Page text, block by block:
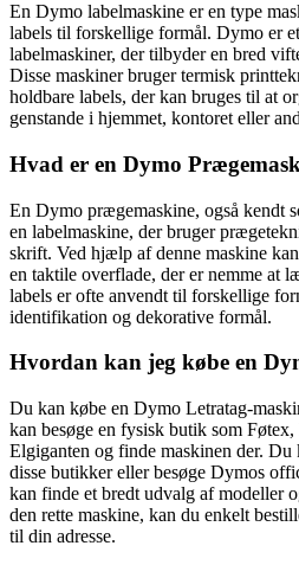
En Dymo labelmaskine er en type
labels til forskellige formål. Dymo er
labelmaskiner, der tilbyder en bred
Disse maskiner bruger termisk
holdbare labels, der kan bruges til at
genstande i hjemmet, kontoret eller
Hvad er en Dymo
En Dymo prægemaskine, også kendt
en labelmaskine, der bruger
skrift. Ved hjælp af denne maskine
en taktile overflade, der er nemme at
labels er ofte anvendt til forskellige
identifikation og dekorative formål.
Hvordan kan jeg købe en
Du kan købe en Dymo Letratag-
kan besøge en fysisk butik som
Elgiganten og finde maskinen der. Du
disse butikker eller besøge Dymos
kan finde et bredt udvalg af modeller
den rette maskine, kan du enkelt
til din adresse.